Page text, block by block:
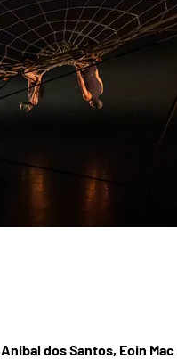
Anibal dos Santos, Eoin